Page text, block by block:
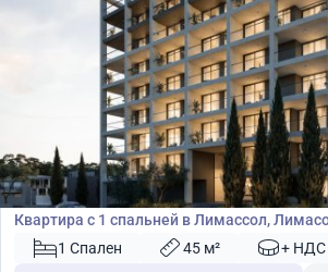
€422 000
Квартира
Квартира с 1 спальней в Лимассол,
№ 504861 Спален 45 м² + НДС